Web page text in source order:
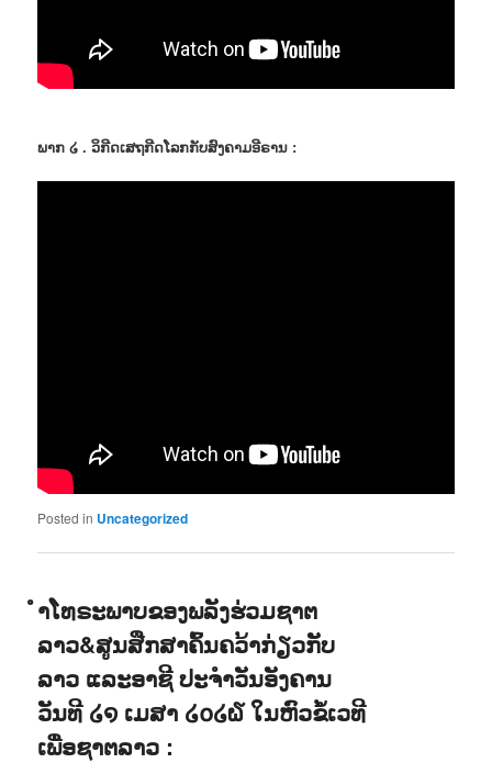
ພາກ ໒ . ວິກີດເສຖກີດໂລກກັບສົງຄາມອີຣານ :
Posted in Uncategorized
ຳໂທຣະພາບຂອງພລັງຮ່ວມຊາຕ
ລາວ&ສູນສືກສາຄົ້ນຄວ້າກ່ຽວກັບ
ລາວ ແລະອາຊີ ປະຈຳວັນອັງຄານ
ວັນທີ ໒໑ ເມສາ ໒໐໒໖ ໃນຫົວຂໍ້ເວທີ
ເພື່ອຊາຕລາວ :